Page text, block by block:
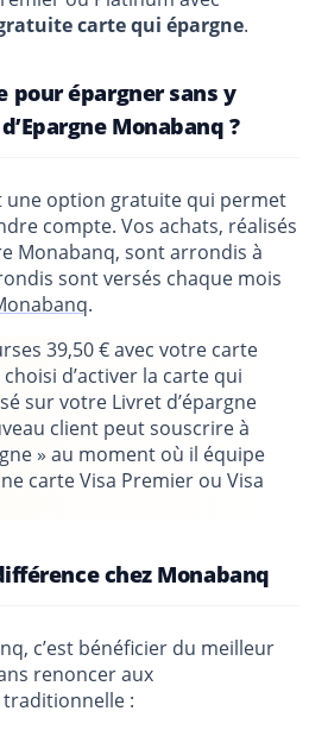
carte qui épargne.
pour épargner sans y
Monabanq ?
une option gratuite qui permet
compte. Vos achats, réalisés
Monabanq, sont arrondis à
sont versés chaque mois
.
39,50 € avec votre carte
d’activer la carte qui
sur votre Livret d’épargne
client peut souscrire à
» au moment où il équipe
carte Visa Premier ou Visa
chez Monabanq
c’est bénéficier du meilleur
renoncer aux
traditionnelle :